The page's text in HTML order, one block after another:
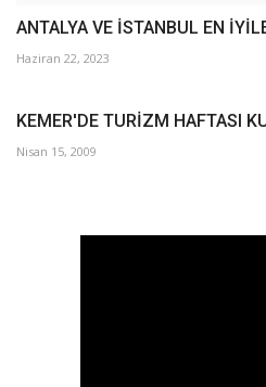
ANTALYA VE İSTANBUL EN
Haziran 22, 2023
KEMER'DE TURİZM HAFTASI
Nisan 15, 2009